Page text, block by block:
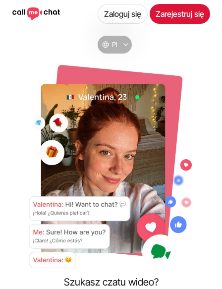
Pl
Zaloguj się Zarejestruj się
Szukasz czatu wideo?